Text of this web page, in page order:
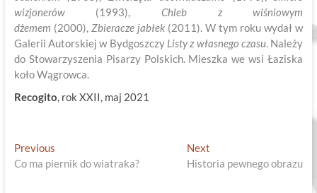
wizjonerów(1993), Chleb z wiśniowym
dżemem (2000), Zbieracze jabłek(2011). W tym roku wydał w
Galerii Autorskiej w Bydgoszczy Listy z własnego czasu. Należy
do Stowarzyszenia Pisarzy Polskich. Mieszka we wsi Łaziska
koło Wągrowca.
Recogito, rok XXII, maj 2021
Nawigacja
wpisu
PreviousPrevious
post:
Co ma piernik do wiatraka?
Next
post:
Historia pewnego obrazu